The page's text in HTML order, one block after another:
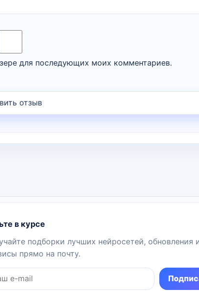
для последующих моих комментариев.
в курсе
подборки лучших нейросетей, обновления
прямо на почту.